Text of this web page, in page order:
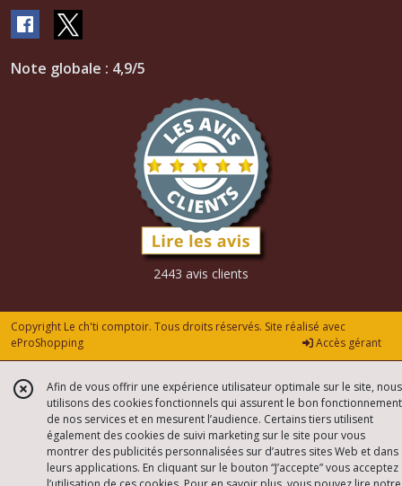
Note globale : 4,9/5
2443 avis clients
Copyright Le ch'ti comptoir. Tous droits réservés. Site réalisé avec
eProShopping
Accès gérant
Afin de vous offrir une expérience utilisateur optimale sur le site, nous
utilisons des cookies fonctionnels qui assurent le bon fonctionnement
de nos services et en mesurent l’audience. Certains tiers utilisent
également des cookies de suivi marketing sur le site pour vous
montrer des publicités personnalisées sur d’autres sites Web et dans
leurs applications. En cliquant sur le bouton “J’accepte” vous acceptez